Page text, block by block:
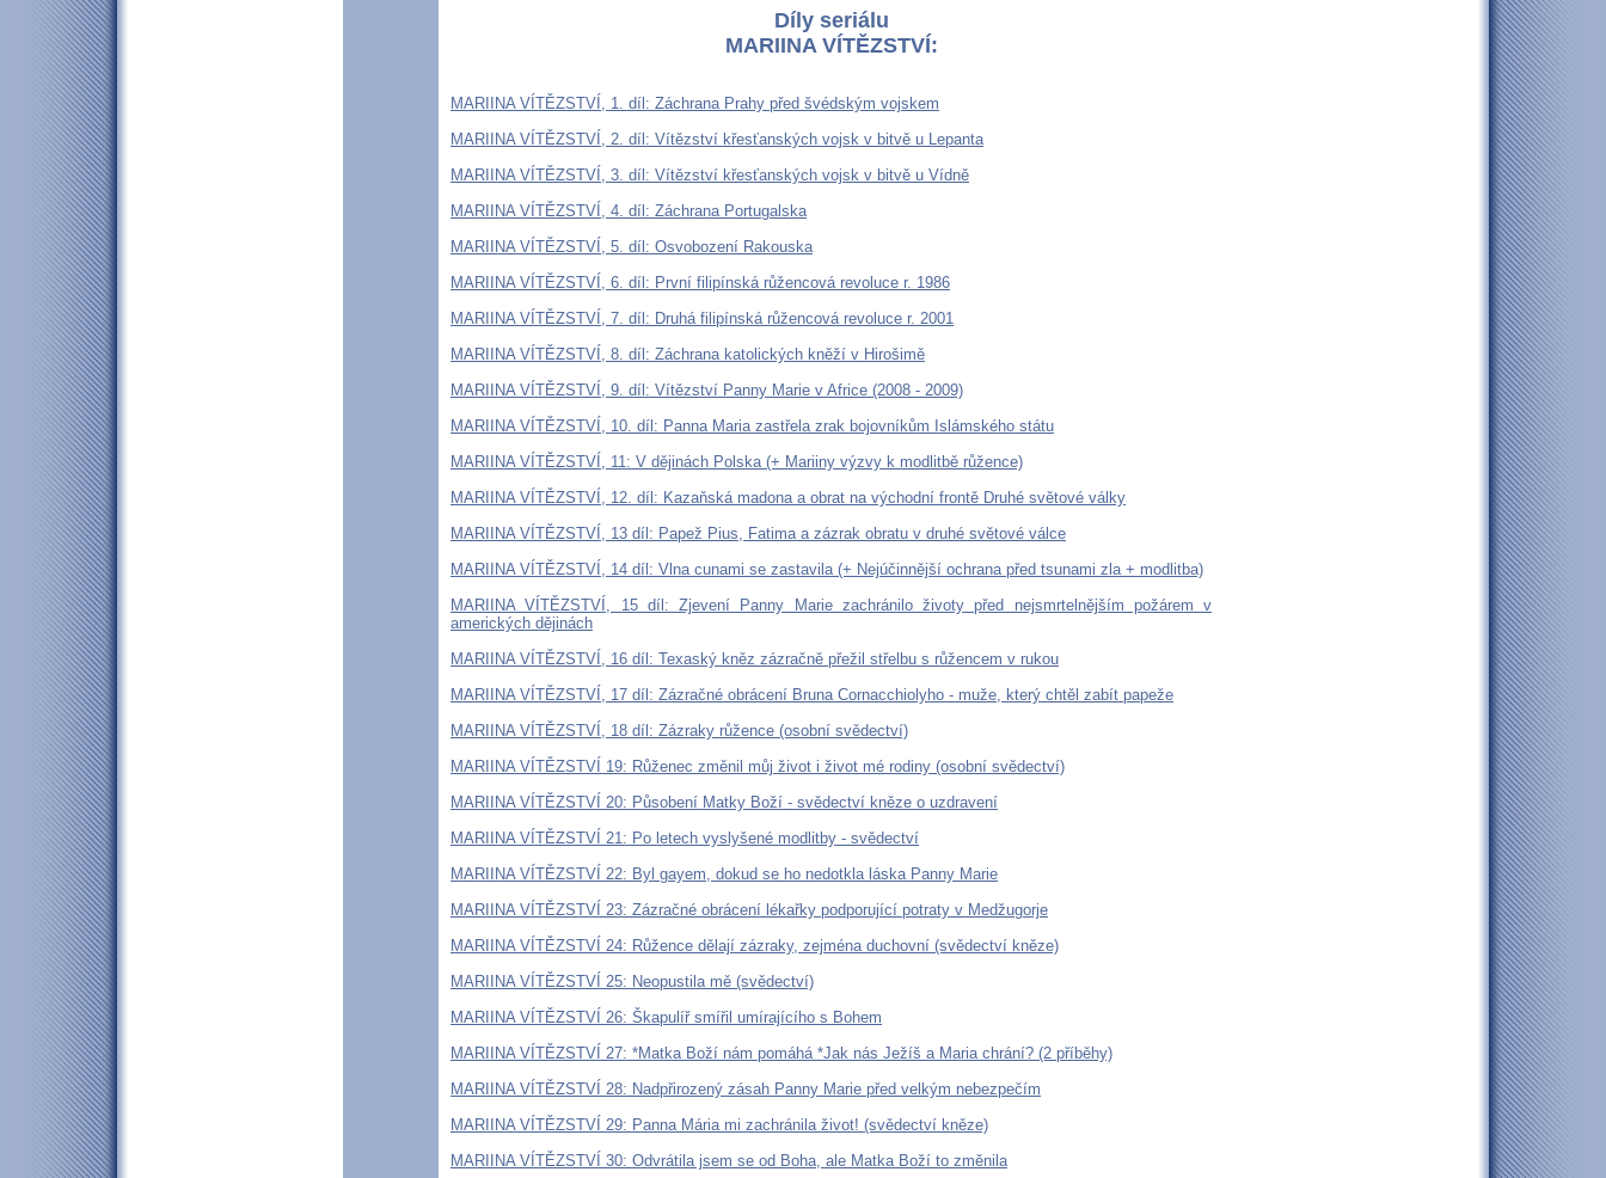
Díly seriálu
MARIINA VÍTĚZSTVÍ:
MARIINA VÍTĚZSTVÍ, 1. díl: Záchrana Prahy před švédským vojskem
MARIINA VÍTĚZSTVÍ, 2. díl: Vítězství křesťanských vojsk v bitvě u Lepanta
MARIINA VÍTĚZSTVÍ, 3. díl: Vítězství křesťanských vojsk v bitvě u Vídně
MARIINA VÍTĚZSTVÍ, 4. díl: Záchrana Portugalska
MARIINA VÍTĚZSTVÍ, 5. díl: Osvobození Rakouska
MARIINA VÍTĚZSTVÍ, 6. díl: První filipínská růžencová revoluce r. 1986
MARIINA VÍTĚZSTVÍ, 7. díl: Druhá filipínská růžencová revoluce r. 2001
MARIINA VÍTĚZSTVÍ, 8. díl: Záchrana katolických kněží v Hirošimě
MARIINA VÍTĚZSTVÍ, 9. díl: Vítězství Panny Marie v Africe (2008 - 2009)
MARIINA VÍTĚZSTVÍ, 10. díl: Panna Maria zastřela zrak bojovníkům Islámského státu
MARIINA VÍTĚZSTVÍ, 11: V dějinách Polska (+ Mariiny výzvy k modlitbě růžence)
MARIINA VÍTĚZSTVÍ, 12. díl: Kazaňská madona a obrat na východní frontě Druhé světové války
MARIINA VÍTĚZSTVÍ, 13 díl: Papež Pius, Fatima a zázrak obratu v druhé světové válce
MARIINA VÍTĚZSTVÍ, 14 díl: Vlna cunami se zastavila (+ Nejúčinnější ochrana před tsunami zla + modlitba)
MARIINA VÍTĚZSTVÍ, 15 díl: Zjevení Panny Marie zachránilo životy před nejsmrtelnějším požárem v
amerických dějinách
MARIINA VÍTĚZSTVÍ, 16 díl: Texaský kněz zázračně přežil střelbu s růžencem v rukou
MARIINA VÍTĚZSTVÍ, 17 díl: Zázračné obrácení Bruna Cornacchiolyho - muže, který chtěl zabít papeže
MARIINA VÍTĚZSTVÍ, 18 díl: Zázraky růžence (osobní svědectví)
MARIINA VÍTĚZSTVÍ 19: Růženec změnil můj život i život mé rodiny (osobní svědectví)
MARIINA VÍTĚZSTVÍ 20: Působení Matky Boží - svědectví kněze o uzdravení
MARIINA VÍTĚZSTVÍ 21: Po letech vyslyšené modlitby - svědectví
MARIINA VÍTĚZSTVÍ 22: Byl gayem, dokud se ho nedotkla láska Panny Marie
MARIINA VÍTĚZSTVÍ 23: Zázračné obrácení lékařky podporující potraty v Medžugorje
MARIINA VÍTĚZSTVÍ 24: Růžence dělají zázraky, zejména duchovní (svědectví kněze)
MARIINA VÍTĚZSTVÍ 25: Neopustila mě (svědectví)
MARIINA VÍTĚZSTVÍ 26: Škapulíř smířil umírajícího s Bohem
MARIINA VÍTĚZSTVÍ 27: *Matka Boží nám pomáhá *Jak nás Ježíš a Maria chrání? (2 příběhy)
MARIINA VÍTĚZSTVÍ 28: Nadpřirozený zásah Panny Marie před velkým nebezpečím
MARIINA VÍTĚZSTVÍ 29: Panna Mária mi zachránila život! (svědectví kněze)
MARIINA VÍTĚZSTVÍ 30: Odvrátila jsem se od Boha, ale Matka Boží to změnila